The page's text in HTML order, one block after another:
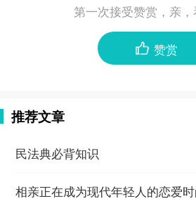
第一次接受赞赏，亲
 赞赏
推荐文章
民法典必背知识
相亲正在成为现代年轻人的恋爱